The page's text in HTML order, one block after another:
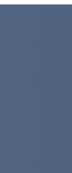
(spoiler)